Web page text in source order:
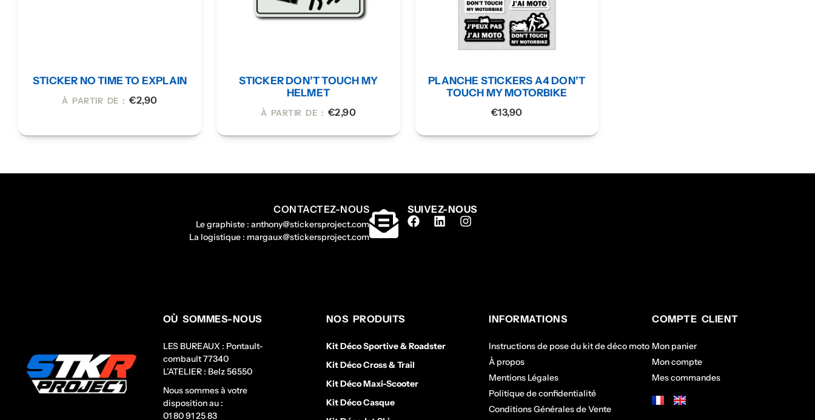
STICKER NO TIME TO EXPLAIN
À PARTIR DE :€2,90
STICKER DON’T TOUCH MY
HELMET
À PARTIR DE : €2,90
PLANCHE STICKERS A4 DON’T
TOUCH MY MOTORBIKE
€13,90
CONTACTEZ-NOUS
Le graphiste : anthony@stickersproject.com
La logistique : margaux@stickersproject.com
SUIVEZ-NOUS
OÙ SOMMES-NOUS
LES BUREAUX : Pontault-
combault 77340
L’ATELIER : Belz 56550
Nous sommes à votre
disposition au :
01 80 91 25 83
NOS PRODUITS
Kit Déco Sportive & Roadster
Kit Déco Cross & Trail
Kit Déco Maxi-Scooter
Kit Déco Casque
INFORMATIONS
Instructions de pose du kit de déco moto
À propos
Mentions Légales
Politique de confidentialité
Conditions Générales de Vente
COMPTE CLIENT
Mon panier
Mon compte
Mes commandes